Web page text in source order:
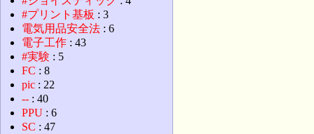
#プリント基板 : 3
電気用品安全法 : 6
電子工作 : 43
#実験 : 5
FC : 8
pic : 22
-- : 40
PPU : 6
SC : 47